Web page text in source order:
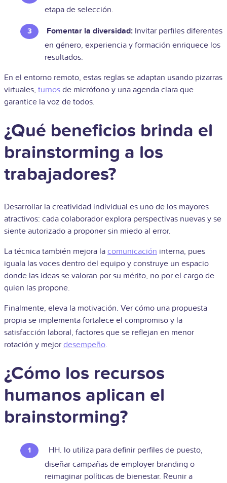
etapa de selección.
Fomentar la diversidad: Invitar perfiles diferentes
en género, experiencia y formación enriquece los
resultados.
En el entorno remoto, estas reglas se adaptan usando pizarras
virtuales, turnos de micrófono y una agenda clara que
garantice la voz de todos.
¿Qué beneficios brinda el
brainstorming a los
trabajadores?
Desarrollar la creatividad individual es uno de los mayores
atractivos: cada colaborador explora perspectivas nuevas y se
siente autorizado a proponer sin miedo al error.
La técnica también mejora la comunicación interna, pues
iguala las voces dentro del equipo y construye un espacio
donde las ideas se valoran por su mérito, no por el cargo de
quien las propone.
Finalmente, eleva la motivación. Ver cómo una propuesta
propia se implementa fortalece el compromiso y la
satisfacción laboral, factores que se reflejan en menor
rotación y mejor desempeño.
¿Cómo los recursos
humanos aplican el
brainstorming?
HH. lo utiliza para definir perfiles de puesto,
diseñar campañas de employer branding o
reimaginar políticas de bienestar. Reunir a